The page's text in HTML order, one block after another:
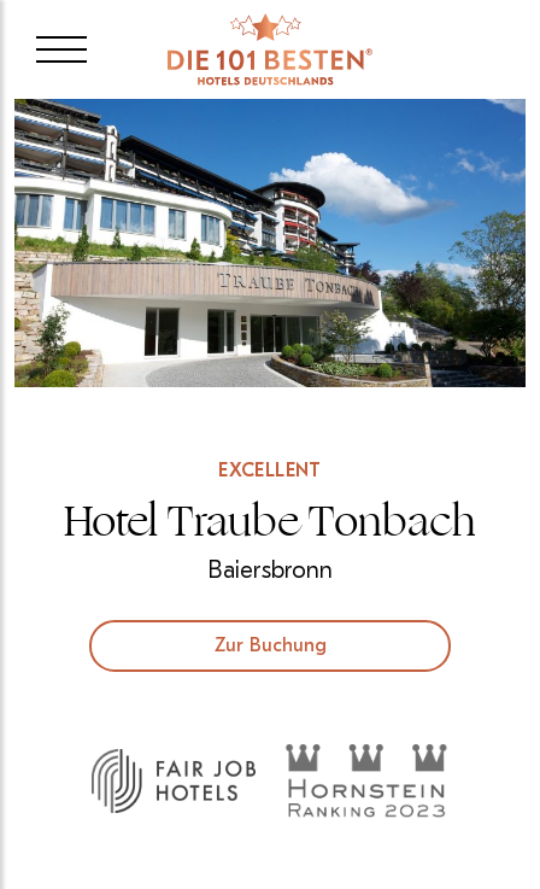
EXCELLENT
Hotel Traube Tonbach
Baiersbronn
Zur Buchung